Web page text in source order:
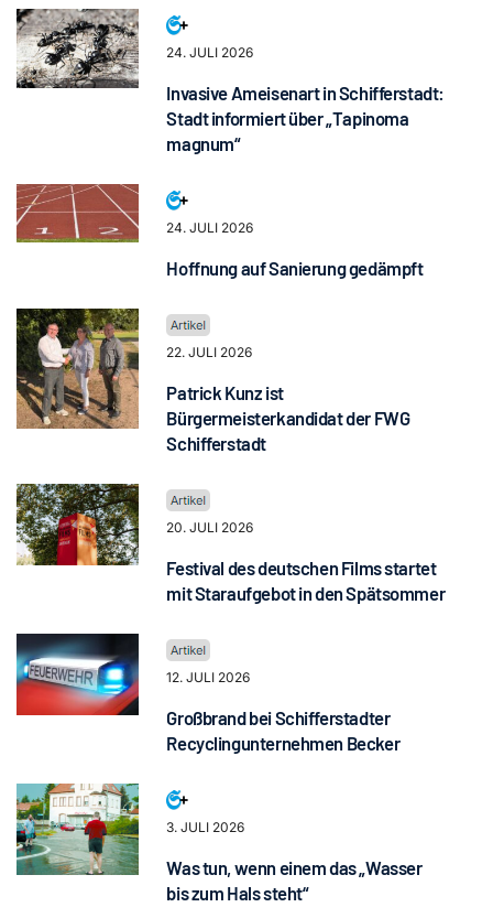
24. JULI 2026
Invasive Ameisenart in Schifferstadt:
Stadt informiert über „Tapinoma
magnum“
24. JULI 2026
Hoffnung auf Sanierung gedämpft
22. JULI 2026
Patrick Kunz ist
Bürgermeisterkandidat der FWG
Schifferstadt
20. JULI 2026
Festival des deutschen Films startet
mit Staraufgebot in den Spätsommer
12. JULI 2026
Großbrand bei Schifferstadter
Recyclingunternehmen Becker
3. JULI 2026
Was tun, wenn einem das „Wasser
bis zum Hals steht“